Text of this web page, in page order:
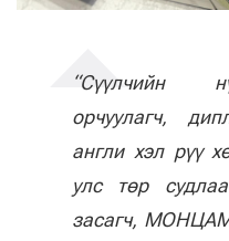
“Сүүлчийн
орчуулагч,
англи хэл рүү
улс төр
засагч,